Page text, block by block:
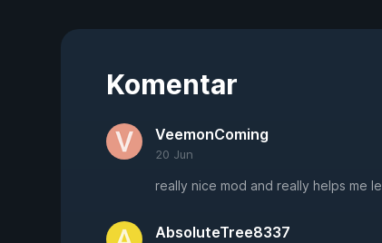
Komentar
VeemonComing
20 Jun
really nice mod and really helps me
AbsoluteTree8337